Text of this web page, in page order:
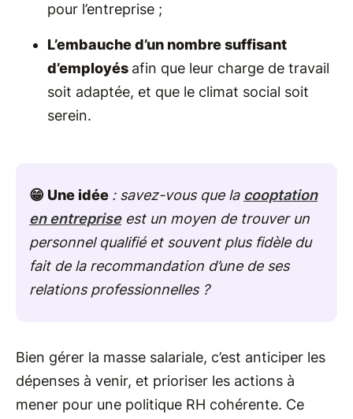
pour l’entreprise ;
L’embauche d’un nombre suffisant
d’employés afin que leur charge de travail
soit adaptée, et que le climat social soit
serein.
😁 Une idée : savez-vous que la cooptation
en entrepriseest un moyen de trouver un
personnel qualifié et souvent plus fidèle du
fait de la recommandation d’une de ses
relations professionnelles ?
Bien gérer la masse salariale, c’est anticiper les
dépenses à venir, et prioriser les actions à
mener pour une politique RH cohérente. Ce